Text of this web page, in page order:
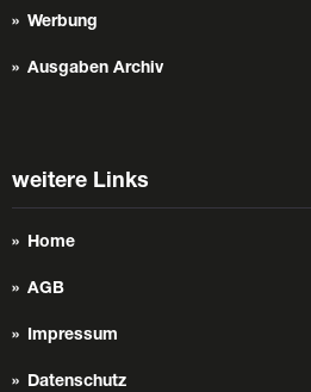
Werbung
Ausgaben Archiv
weitere Links
Home
AGB
Impressum
Datenschutz